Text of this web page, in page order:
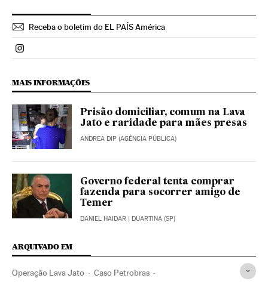
Receba o boletim do EL PAÍS América
Politica El País Brasil en Instagram
MAIS INFORMAÇÕES
Prisão domiciliar, comum na Lava
Jato e raridade para mães presas
ANDREA DIP (AGÊNCIA PÚBLICA)
Governo federal tenta comprar
fazenda para socorrer amigo de
Temer
DANIEL HAIDAR | DUARTINA (SP)
ARQUIVADO EM
Operação Lava Jato Caso Petrobras